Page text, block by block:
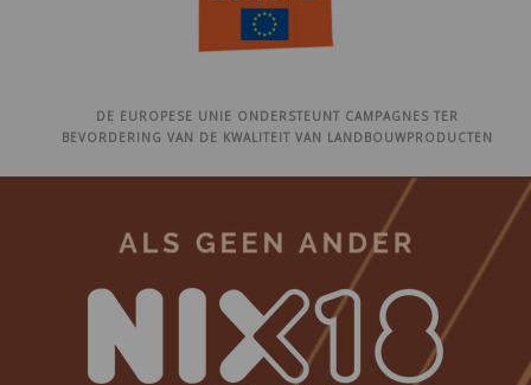
DE EUROPESE UNIE ONDERSTEUNT CAMPAGNES TER
BEVORDERING VAN DE KWALITEIT VAN LANDBOUWPRODUCTEN